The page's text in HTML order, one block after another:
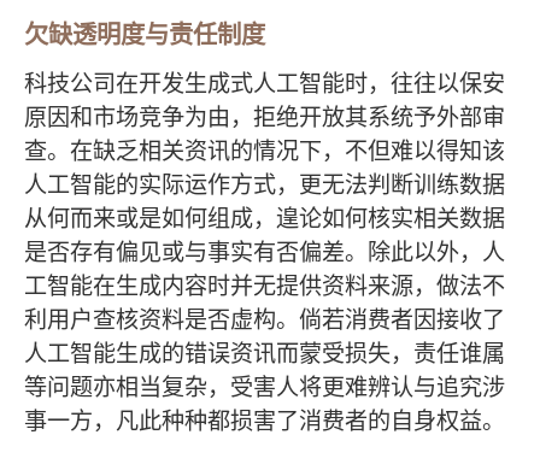
欠缺透明度与责任制度
科技公司在开发生成式人工智能时，往往以保安
原因和市场竞争为由，拒绝开放其系统予外部审
查。在缺乏相关资讯的情况下，不但难以得知该
人工智能的实际运作方式，更无法判断训练数据
从何而来或是如何组成，遑论如何核实相关数据
是否存有偏见或与事实有否偏差。除此以外，人
工智能在生成内容时并无提供资料来源，做法不
利用户查核资料是否虚构。倘若消费者因接收了
人工智能生成的错误资讯而蒙受损失，责任谁属
等问题亦相当复杂，受害人将更难辨认与追究涉
事一方，凡此种种都损害了消费者的自身权益。